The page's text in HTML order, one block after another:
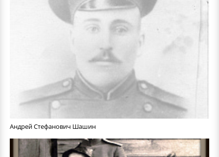
Андрей Стефанович Шашин